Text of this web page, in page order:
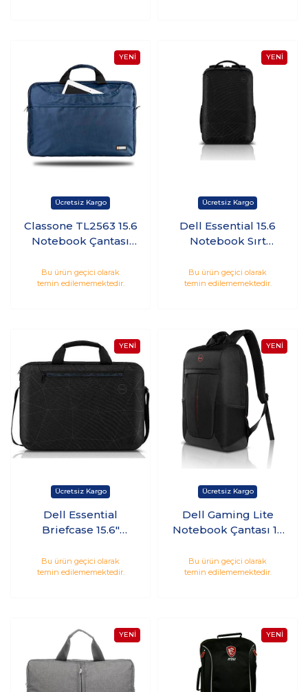
Classone TL2563 15.6
Notebook Çantası
Bu ürün geçici olarak
temin edilememektedir.
Dell Essential 15.6
Notebook Sırt
Bu ürün geçici olarak
temin edilememektedir.
Dell Essential
Briefcase 15.6"
460-BCZV
Bu ürün geçici olarak
temin edilememektedir.
Dell Gaming Lite
Notebook Çantası 17
Bu ürün geçici olarak
temin edilememektedir.